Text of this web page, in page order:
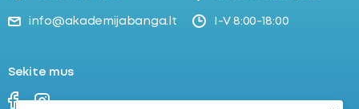
info@akademijabanga.lt I-V 8:00-18:00
Sekite mus